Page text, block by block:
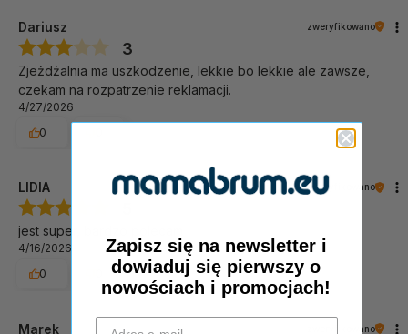
Dariusz zweryfikowano
3
Zjeżdżalnia ma uszkodzenie, lekkie bo lekkie ale zawsze,
czekam na rozpatrzenie reklamacji.
4/27/2026
0
LIDIA zweryfikowano
jest super, bardzo polecam
4/16/2026
0
Marek zweryfikowano
Zapisz się na newsletter i
dowiaduj się pierwszy o
nowościach i promocjach!